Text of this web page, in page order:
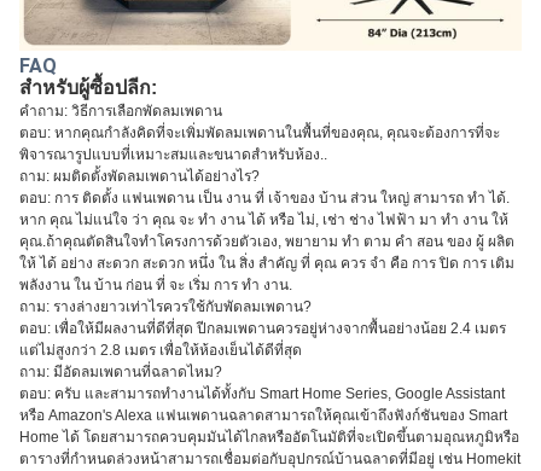
FAQ
สําหรับผู้ซื้อปลีก:
คําถาม: วิธีการเลือกพัดลมเพดาน
ตอบ: หากคุณกําลังคิดที่จะเพิ่มพัดลมเพดานในพื้นที่ของคุณ, คุณจะต้องการที่จะ
พิจารณารูปแบบที่เหมาะสมและขนาดสําหรับห้อง..
ถาม: ผมติดตั้งพัดลมเพดานได้อย่างไร?
ตอบ: การ ติดตั้ง แฟนเพดาน เป็น งาน ที่ เจ้าของ บ้าน ส่วน ใหญ่ สามารถ ทํา ได้.
หาก คุณ ไม่แน่ใจ ว่า คุณ จะ ทํา งาน ได้ หรือ ไม่, เช่า ช่าง ไฟฟ้า มา ทํา งาน ให้
คุณ.ถ้าคุณตัดสินใจทําโครงการด้วยตัวเอง, พยายาม ทํา ตาม คํา สอน ของ ผู้ ผลิต
ให้ ได้ อย่าง สะดวก สะดวก หนึ่ง ใน สิ่ง สําคัญ ที่ คุณ ควร จํา คือ การ ปิด การ เติม
พลังงาน ใน บ้าน ก่อน ที่ จะ เริ่ม การ ทํา งาน.
ถาม: รางล่างยาวเท่าไรควรใช้กับพัดลมเพดาน?
ตอบ: เพื่อให้มีผลงานที่ดีที่สุด ปีกลมเพดานควรอยู่ห่างจากพื้นอย่างน้อย 2.4 เมตร
แต่ไม่สูงกว่า 2.8 เมตร เพื่อให้ห้องเย็นได้ดีที่สุด
ถาม: มีอัดลมเพดานที่ฉลาดไหม?
ตอบ: ครับ และสามารถทํางานได้ทั้งกับ Smart Home Series, Google Assistant
หรือ Amazon's Alexa แฟนเพดานฉลาดสามารถให้คุณเข้าถึงฟังก์ชันของ Smart
Home ได้ โดยสามารถควบคุมมันได้ไกลหรืออัตโนมัติที่จะเปิดขึ้นตามอุณหภูมิหรือ
ตารางที่กําหนดล่วงหน้าสามารถเชื่อมต่อกับอุปกรณ์บ้านฉลาดที่มีอยู่ เช่น Homekit